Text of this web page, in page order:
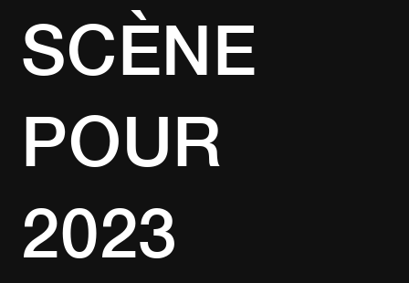
SCÈNE
POUR
2023